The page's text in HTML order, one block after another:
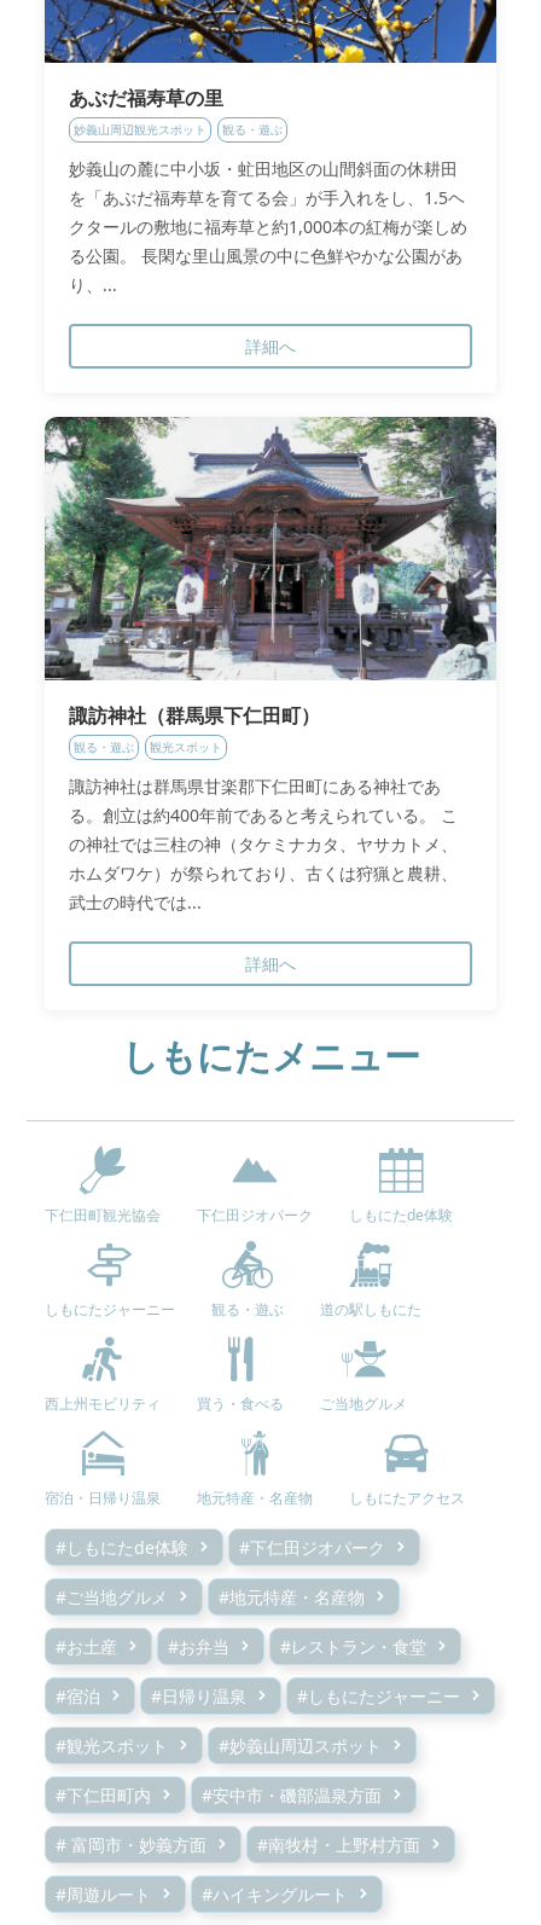
あぶだ福寿草の里
妙義山周辺観光スポット 観る・遊ぶ
妙義山の麓に中小坂・虻田地区の山間斜面の休耕田
を「あぶだ福寿草を育てる会」が手入れをし、1.5ヘ
クタールの敷地に福寿草と約1,000本の紅梅が楽しめ
る公園。 長閑な里山風景の中に色鮮やかな公園があ
り、...
詳細へ
諏訪神社（群馬県下仁田町）
観る・遊ぶ 観光スポット
諏訪神社は群馬県甘楽郡下仁田町にある神社であ
る。創立は約400年前であると考えられている。 こ
の神社では三柱の神（タケミナカタ、ヤサカトメ、
ホムダワケ）が祭られており、古くは狩猟と農耕、
武士の時代では...
詳細へ
しもにたメニュー
下仁田町観光協会 下仁田ジオパーク しもにたde体験
しもにたジャーニー 観る・遊ぶ 道の駅しもにた
西上州モビリティ 買う・食べる ご当地グルメ
宿泊・日帰り温泉 地元特産・名産物 しもにたアクセス
#しもにたde体験 #下仁田ジオパーク
#ご当地グルメ #地元特産・名産物
#お土産 #お弁当 #レストラン・食堂
#宿泊 #日帰り温泉 #しもにたジャーニー
#観光スポット #妙義山周辺スポット
#下仁田町内 #安中市・磯部温泉方面
# 富岡市・妙義方面 #南牧村・上野村方面
#周遊ルート #ハイキングルート